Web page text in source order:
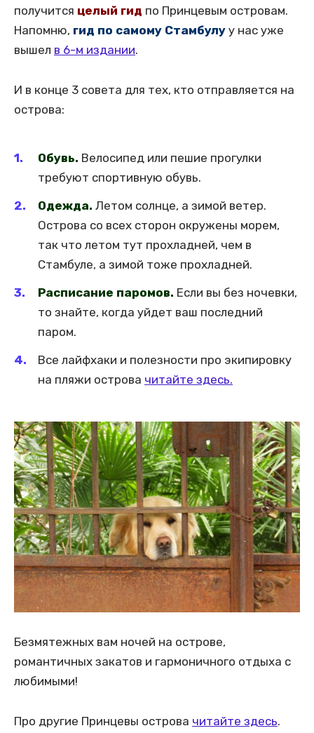
получится целый гид по Принцевым островам.
Напомню, гид по самому Стамбулу у нас уже
вышел в 6-м издании.
И в конце 3 совета для тех, кто отправляется на
острова:
Обувь. Велосипед или пешие прогулки
требуют спортивную обувь.
Одежда. Летом солнце, а зимой ветер.
Острова со всех сторон окружены морем,
так что летом тут прохладней, чем в
Стамбуле, а зимой тоже прохладней.
Расписание паромов. Если вы без ночевки,
то знайте, когда уйдет ваш последний
паром.
Все лайфхаки и полезности про экипировку
на пляжи острова читайте здесь.
Безмятежных вам ночей на острове,
романтичных закатов и гармоничного отдыха с
любимыми!
Про другие Принцевы острова читайте здесь.